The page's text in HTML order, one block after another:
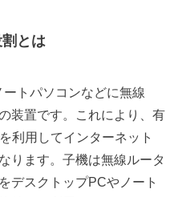
とは
トパソコンなどに無線
装置です。これにより、有
利用してインターネット
ります。子機は無線ルータ
デスクトップPCやノート